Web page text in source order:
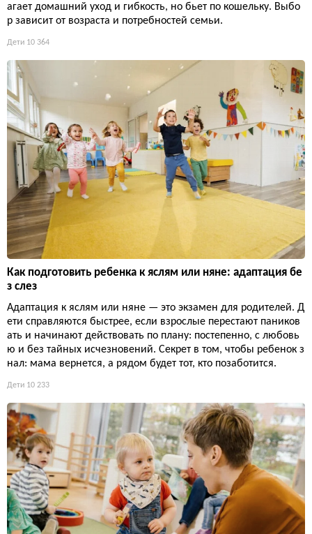
агает домашний уход и гибкость, но бьет по кошельку. Выбо
р зависит от возраста и потребностей семьи.
Дети 10 364
Как подготовить ребенка к яслям или няне: адаптация бе
з слез
Адаптация к яслям или няне — это экзамен для родителей. Д
ети справляются быстрее, если взрослые перестают паников
ать и начинают действовать по плану: постепенно, с любовь
ю и без тайных исчезновений. Секрет в том, чтобы ребенок з
нал: мама вернется, а рядом будет тот, кто позаботится.
Дети 10 233